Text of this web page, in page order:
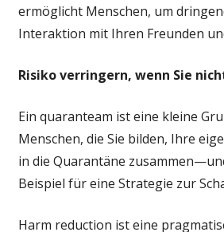
ermöglicht Menschen, um
Interaktion mit Ihren Freunden
Risiko verringern, wenn Sie
Ein quaranteam ist eine kleine
Menschen, die Sie bilden, Ihre
in die Quarantäne
Beispiel für eine Strategie zur
Harm reduction ist eine